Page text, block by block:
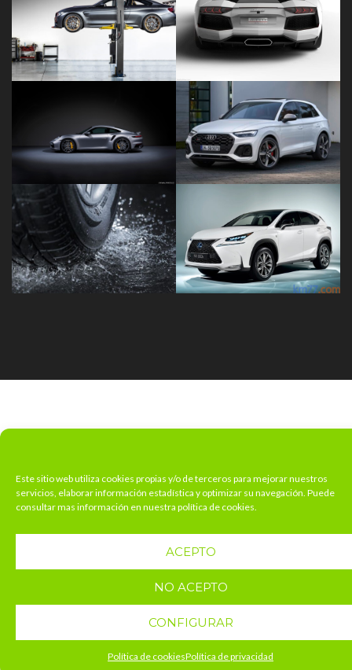
Este sitio web utiliza cookies propias y/o de terceros para mejorar nuestros
servicios, elaborar información estadística y optimizar su navegación. Puede
consultar mas información en nuestra política de cookies.
ACEPTO
NO ACEPTO
CONFIGURAR
Política de cookiesPolítica de privacidad